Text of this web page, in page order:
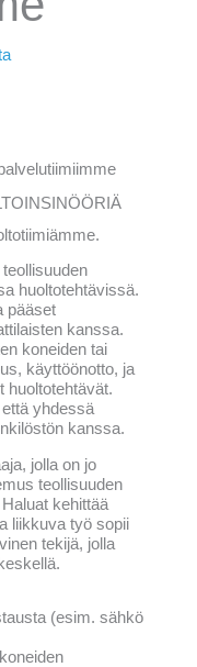
huoltotehtävissä.
pääset
kanssa.
koneiden tai
käyttöönotto, ja
huoltotehtävät.
yhdessä
kanssa.
jolla on jo
teollisuuden
kehittää
liikkuva työ sopii
tekijä, jolla
(esim. sähkö